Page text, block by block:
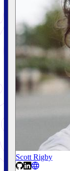
Scott Rigby